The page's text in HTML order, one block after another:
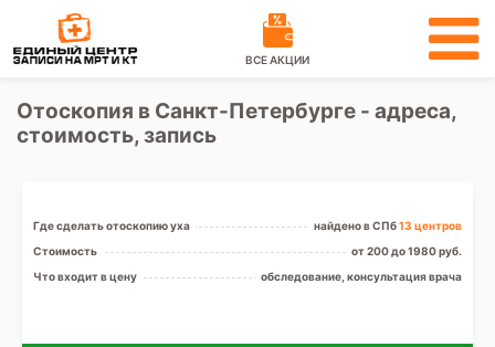
ВСЕ АКЦИИ
Отоскопия в Санкт-Петербурге - адреса,
стоимость, запись
Где сделать отоскопию уха найдено в СПб13 центров
Стоимость
от 200 до 1980 руб.
Что входит в цену
обследование, консультация врача